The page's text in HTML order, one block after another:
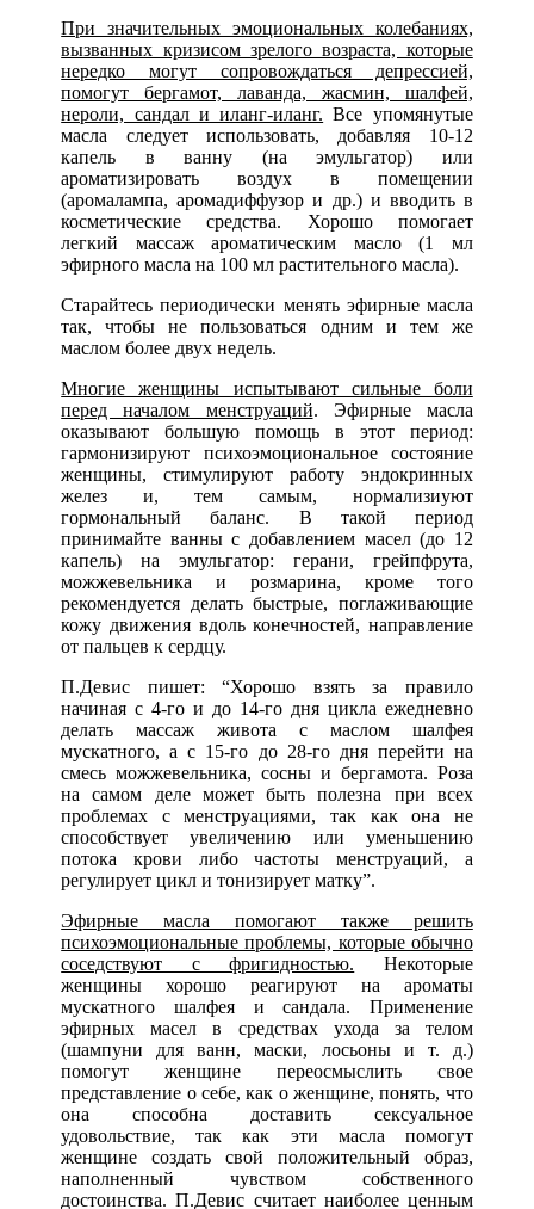
При значительных эмоциональных колебаниях,
вызванных кризисом зрелого возраста, которые
нередко могут сопровождаться депрессией,
помогут бергамот, лаванда, жасмин, шалфей,
нероли, сандал и иланг-иланг. Все упомянутые
масла следует использовать, добавляя 10-12
капель в ванну (на эмульгатор) или
ароматизировать воздух в помещении
(аромалампа, аромадиффузор и др.) и вводить в
косметические средства. Хорошо помогает
легкий массаж ароматическим масло (1 мл
эфирного масла на 100 мл растительного масла).
Старайтесь периодически менять эфирные масла
так, чтобы не пользоваться одним и тем же
маслом более двух недель.
Многие женщины испытывают сильные боли
перед началом менструаций. Эфирные масла
оказывают большую помощь в этот период:
гармонизируют психоэмоциональное состояние
женщины, стимулируют работу эндокринных
желез и, тем самым, нормализиуют
гормональный баланс. В такой период
принимайте ванны с добавлением масел (до 12
капель) на эмульгатор: герани, грейпфрута,
можжевельника и розмарина, кроме того
рекомендуется делать быстрые, поглаживающие
кожу движения вдоль конечностей, направление
от пальцев к сердцу.
П.Девис пишет: “Хорошо взять за правило
начиная с 4-го и до 14-го дня цикла ежедневно
делать массаж живота с маслом шалфея
мускатного, а с 15-го до 28-го дня перейти на
смесь можжевельника, сосны и бергамота. Роза
на самом деле может быть полезна при всех
проблемах с менструациями, так как она не
способствует увеличению или уменьшению
потока крови либо частоты менструаций, а
регулирует цикл и тонизирует матку”.
Эфирные масла помогают также решить
психоэмоциональные проблемы, которые обычно
соседствуют с фригидностью. Некоторые
женщины хорошо реагируют на ароматы
мускатного шалфея и сандала. Применение
эфирных масел в средствах ухода за телом
(шампуни для ванн, маски, лосьоны и т. д.)
помогут женщине переосмыслить свое
представление о себе, как о женщине, понять, что
она способна доставить сексуальное
удовольствие, так как эти масла помогут
женщине создать свой положительный образ,
наполненный чувством собственного
достоинства. П.Девис считает наиболее ценным